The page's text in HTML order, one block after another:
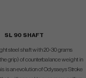
SL 90 SHAFT
steel shaft with 20-30 grams
grip) of counterbalance weight in
is an evolution of Odysseys Stroke